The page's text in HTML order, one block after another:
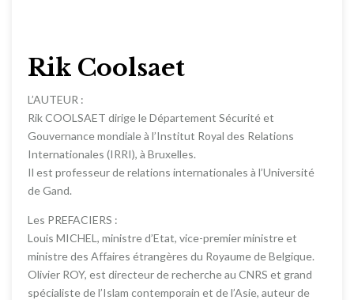
Rik Coolsaet
L’AUTEUR :
Rik COOLSAET dirige le Département Sécurité et
Gouvernance mondiale à l’Institut Royal des Relations
Internationales (IRRI), à Bruxelles.
Il est professeur de relations internationales à l’Université
de Gand.
Les PREFACIERS :
Louis MICHEL, ministre d’Etat, vice-premier ministre et
ministre des Affaires étrangères du Royaume de Belgique.
Olivier ROY, est directeur de recherche au CNRS et grand
spécialiste de l’Islam contemporain et de l’Asie, auteur de